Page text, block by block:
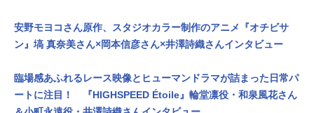
安野モヨコさん原作、スタジオカラー制作のアニメ『オチビサ
ン』塙 真奈美さん×岡本信彦さん×井澤詩織さんインタビュー
臨場感あふれるレース映像とヒューマンドラマが詰まった日常パ
ートに注目！ 『HIGHSPEED Étoile』輪堂凛役・和泉風花さん